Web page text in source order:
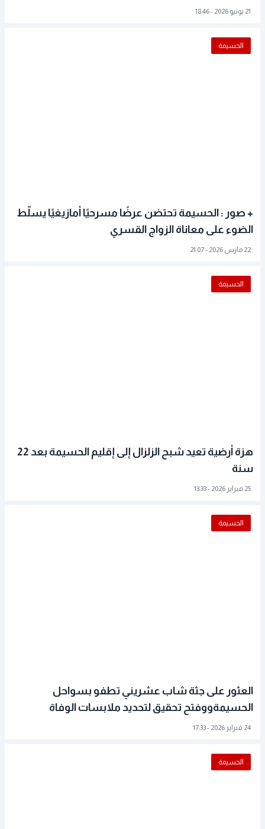
21 يونيو 2026 - 18:46
+ صور : الحسيمة تحتضن عرضًا مسرحيًا أمازيغيًا يسلّط
الضوء على معاناة الزواج القسري
الحسيمة
22 مارس 2026 - 21:07
هزة أرضية تعيد شبح الزلزال إلى إقليم الحسيمة بعد 22
سنة
الحسيمة
25 فبراير 2026 - 13:33
العثور على جثة شاب عشريني تطفو بسواحل
الحسيمةووفتح تحقيق لتحديد ملابسات الوفاة
الحسيمة
24 فبراير 2026 - 17:33
الحسيمة